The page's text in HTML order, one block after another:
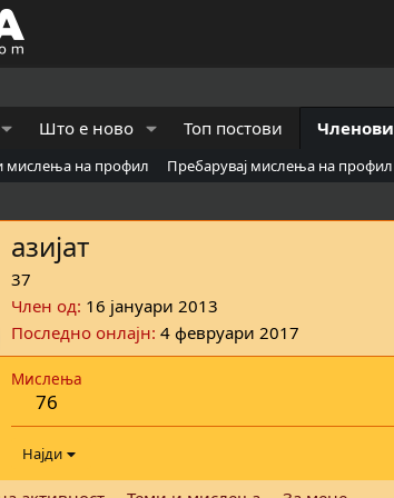
Што е ново Топ постови Членови
мислења на профил
Пребарувај мислења на профил
азијат
37
Член од 16 јануари 2013
Последно онлајн 4 февруари 2017
Мислења
76
Најди